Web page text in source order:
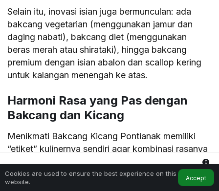
Selain itu, inovasi isian juga bermunculan: ada
bakcang vegetarian (menggunakan jamur dan
daging nabati), bakcang diet (menggunakan
beras merah atau shirataki), hingga bakcang
premium dengan isian abalon dan scallop kering
untuk kalangan menengah ke atas.
Harmoni Rasa yang Pas dengan
Bakcang dan Kicang
Menikmati Bakcang Kicang Pontianak memiliki
“etiket” kulinernya sendiri agar kombinasi rasanya
penganan ini memiliki karakteristik yang bertolak
belakang (bakcang gurih-berat, kicang tawar-
Cookies are used to ensure the best experience on this
website.
Accept
Home My Account Notifications
0